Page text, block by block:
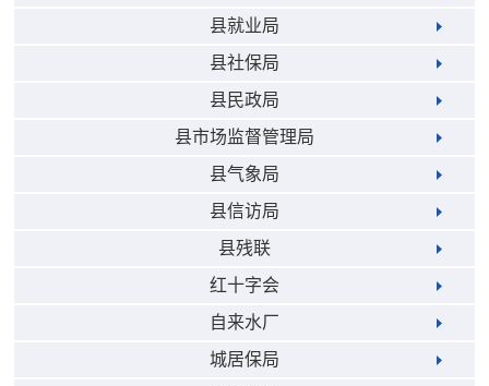
县就业局
县社保局
县民政局
县市场监督管理局
县气象局
县信访局
县残联
红十字会
自来水厂
城居保局